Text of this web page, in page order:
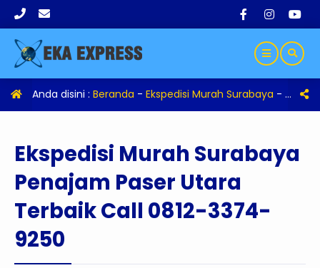
Anda disini : Beranda - Ekspedisi Murah Surabaya -
Ekspedisi Murah Surabaya
Penajam Paser Utara
Terbaik Call 0812-3374-
9250